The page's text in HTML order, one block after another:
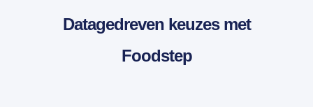
Datagedreven keuzes met
Foodstep